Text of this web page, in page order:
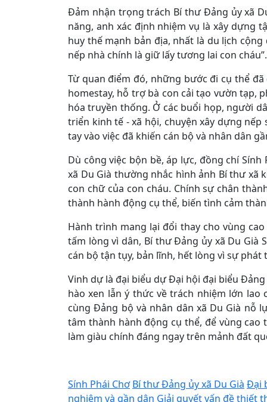
Đảm nhận trọng trách Bí thư Đảng ủy xã
năng, anh xác định nhiệm vụ là xây dựng
huy thế mạnh bản địa, nhất là du lịch
nếp nhà chính là giữ lấy tương lai con cháu”.
Từ quan điểm đó, những bước đi cụ thể
homestay, hỗ trợ bà con cải tạo vườn tạp,
hóa truyền thống. Ở các buổi họp, người
triển kinh tế - xã hội, chuyện xây dựng
tay vào việc đã khiến cán bộ và nhân dân
Dù công việc bộn bề, áp lực, đồng chí
xã Du Già thường nhắc hình ảnh Bí thư xã
con chữ của con cháu. Chính sự chân
thành hành động cụ thể, biến tình cảm
Hành trình mang lại đổi thay cho vùng
tấm lòng vì dân, Bí thư Đảng ủy xã Du Già
cán bộ tận tụy, bản lĩnh, hết lòng vì sự
Vinh dự là đại biểu dự Đại hội đại biểu
hào xen lẫn ý thức về trách nhiệm lớn
cùng Đảng bộ và nhân dân xã Du Già nỗ
tâm thành hành động cụ thể, để vùng
làm giàu chính đáng ngay trên mảnh đất
Sính Phái Chơ Bí thư Đảng ủy xã Du Già Đại
nghiệm và gần dân Giải quyết vấn đề thiết